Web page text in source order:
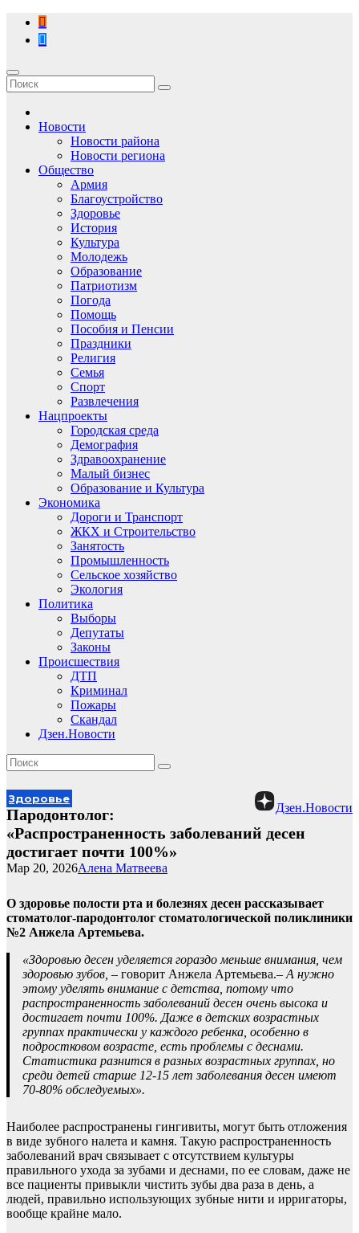
Перейти
содержимому
Новости
Новости района
Новости региона
Общество
Армия
Благоустройство
Здоровье
История
Культура
Молодежь
Образование
Патриотизм
Погода
Помощь
Пособия и Пенсии
Праздники
Религия
Семья
Спорт
Развлечения
Нацпроекты
Городская среда
Демография
Здравоохранение
Малый бизнес
Образование и Культура
Экономика
Дороги и Транспорт
ЖКХ и Строительство
Занятость
Промышленность
Сельское хозяйство
Экология
Политика
Выборы
Депутаты
Законы
Происшествия
ДТП
Криминал
Пожары
Скандал
Дзен.Новости
Дзен.Новости
Здоровье
Пародонтолог:
«Распространенность заболеваний десен
достигает почти 100%»
Алена Матвеева
Мар 20, 2026
О здоровье полости рта и болезнях десен рассказывает
стоматолог-пародонтолог стоматологической поликлиники
№2 Анжела Артемьева.
«Здоровью десен уделяется гораздо меньше внимания, чем
здоровью зубов, – говорит Анжела Артемьева.– А нужно
этому уделять внимание с детства, потому что
распространенность заболеваний десен очень высока и
достигает почти 100%. Даже в детских возрастных
группах практически у каждого ребенка, особенно в
подростковом возрасте, есть проблемы с деснами.
Статистика разнится в разных возрастных группах, но
среди детей старше 12-15 лет заболевания десен имеют
70-80% обследуемых».
Наиболее распространены гингивиты, могут быть отложения
в виде зубного налета и камня. Такую распространенность
заболеваний врач связывает с отсутствием культуры
правильного ухода за зубами и деснами, по ее словам, даже не
все пациенты привыкли чистить зубы два раза в день, а
людей, правильно использующих зубные нити и ирригаторы,
вообще крайне мало.